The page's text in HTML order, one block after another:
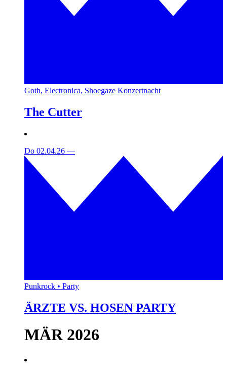
Goth, Electronica, Shoegaze Konzertnacht
The Cutter
Do 02.04.26 —
Punkrock • Party
ÄRZTE VS. HOSEN PARTY
MÄR 2026